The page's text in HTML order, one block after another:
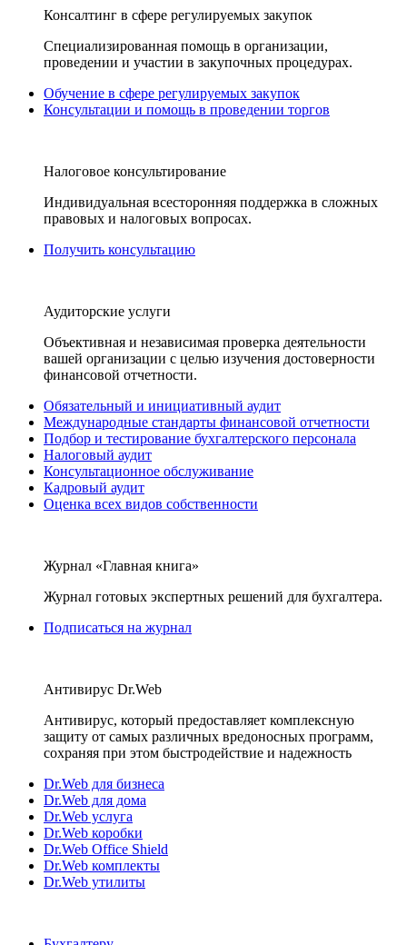
Консалтинг в сфере регулируемых закупок
Специализированная помощь в организации,
проведении и участии в закупочных процедурах.
Обучение в сфере регулируемых закупок
Консультации и помощь в проведении торгов
Налоговое консультирование
Индивидуальная всесторонняя поддержка в сложных
правовых и налоговых вопросах.
Получить консультацию
Аудиторские услуги
Объективная и независимая проверка деятельности
вашей организации с целью изучения достоверности
финансовой отчетности.
Обязательный и инициативный аудит
Международные стандарты финансовой отчетности
Подбор и тестирование бухгалтерского персонала
Налоговый аудит
Консультационное обслуживание
Кадровый аудит
Оценка всех видов собственности
Журнал «Главная книга»
Журнал готовых экспертных решений для бухгалтера.
Подписаться на журнал
Антивирус Dr.Web
Антивирус, который предоставляет комплексную
защиту от самых различных вредоносных программ,
сохраняя при этом быстродействие и надежность
Dr.Web для бизнеса
Dr.Web для дома
Dr.Web услуга
Dr.Web коробки
Dr.Web Office Shield
Dr.Web комплекты
Dr.Web утилиты